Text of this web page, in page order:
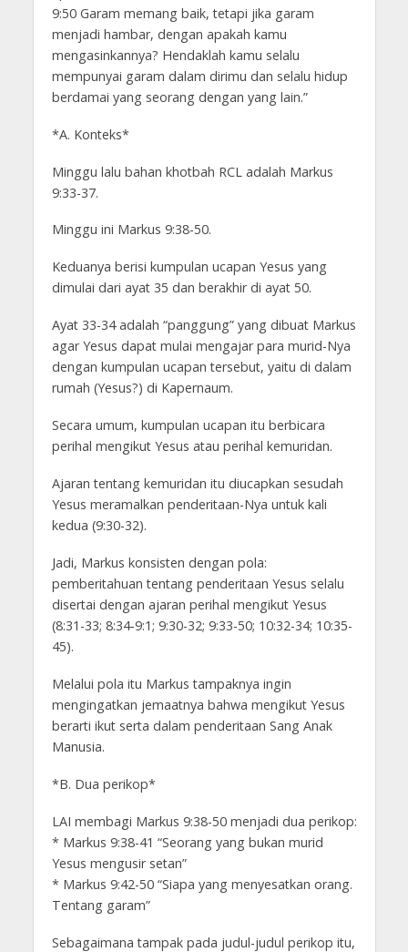
9:50 Garam memang baik, tetapi jika garam
menjadi hambar, dengan apakah kamu
mengasinkannya? Hendaklah kamu selalu
mempunyai garam dalam dirimu dan selalu hidup
berdamai yang seorang dengan yang lain.”
*A. Konteks*
Minggu lalu bahan khotbah RCL adalah Markus
9:33-37.
Minggu ini Markus 9:38-50.
Keduanya berisi kumpulan ucapan Yesus yang
dimulai dari ayat 35 dan berakhir di ayat 50.
Ayat 33-34 adalah “panggung” yang dibuat Markus
agar Yesus dapat mulai mengajar para murid-Nya
dengan kumpulan ucapan tersebut, yaitu di dalam
rumah (Yesus?) di Kapernaum.
Secara umum, kumpulan ucapan itu berbicara
perihal mengikut Yesus atau perihal kemuridan.
Ajaran tentang kemuridan itu diucapkan sesudah
Yesus meramalkan penderitaan-Nya untuk kali
kedua (9:30-32).
Jadi, Markus konsisten dengan pola:
pemberitahuan tentang penderitaan Yesus selalu
disertai dengan ajaran perihal mengikut Yesus
(8:31-33; 8:34-9:1; 9:30-32; 9:33-50; 10:32-34; 10:35-
45).
Melalui pola itu Markus tampaknya ingin
mengingatkan jemaatnya bahwa mengikut Yesus
berarti ikut serta dalam penderitaan Sang Anak
Manusia.
*B. Dua perikop*
LAI membagi Markus 9:38-50 menjadi dua perikop:
* Markus 9:38-41 “Seorang yang bukan murid
Yesus mengusir setan”
* Markus 9:42-50 “Siapa yang menyesatkan orang.
Tentang garam”
Sebagaimana tampak pada judul-judul perikop itu,